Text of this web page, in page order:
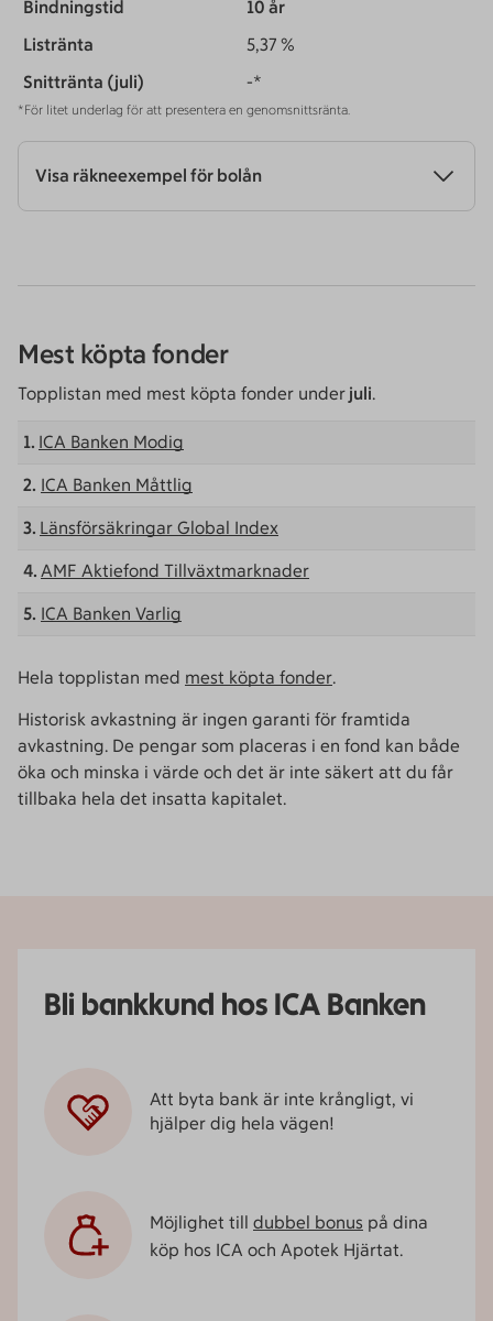
10 år
5,37 %
-*
*För litet underlag för att presentera en genomsnittsränta.
Visa räkneexempel för bolån
Mest köpta fonder
Topplistan med mest köpta fonder under juli.
1. ICA Banken Modig
2. ICA Banken Måttlig
3. Länsförsäkringar Global Index
4. AMF Aktiefond Tillväxtmarknader
5. ICA Banken Varlig
Hela topplistan med mest köpta fonder.
Historisk avkastning är ingen garanti för framtida
avkastning. De pengar som placeras i en fond kan både
öka och minska i värde och det är inte säkert att du får
tillbaka hela det insatta kapitalet.
Bli bankkund hos ICA Banken
Att byta bank är inte krångligt, vi
hjälper dig hela vägen!
Möjlighet till dubbel bonus på dina
köp hos ICA och Apotek Hjärtat.